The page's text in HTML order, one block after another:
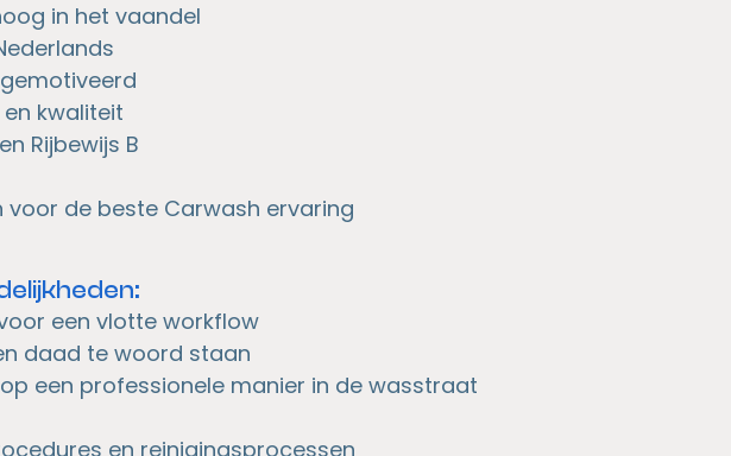
in het vaandel
kwaliteit
Rijbewijs B
de beste Carwash ervaring
een vlotte workflow
daad te woord staan
een professionele manier in de wasstraat
en reinigingsprocessen